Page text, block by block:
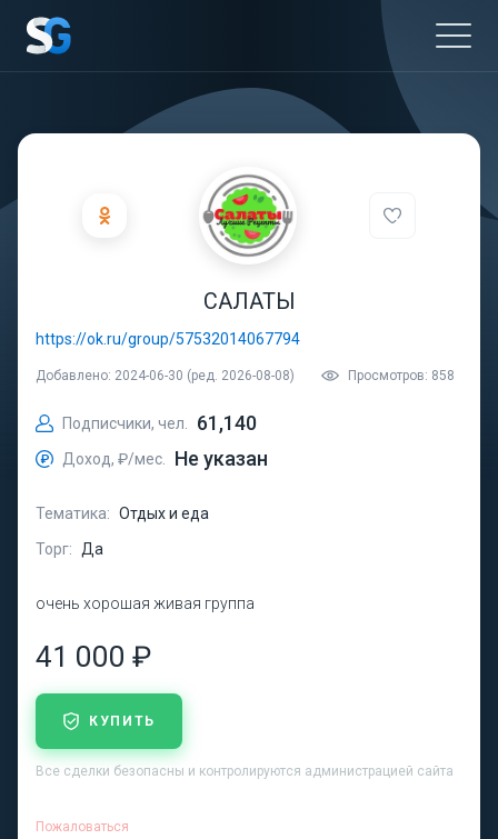
САЛАТЫ
https://ok.ru/group/57532014067794
Добавлено: 2024-06-30 (ред. 2026-08-08) Просмотров: 858
Подписчики, чел. 61,140
Доход, ₽/мес. Не указан
Тематика: Отдых и еда
Торг:
Да
очень хорошая живая группа
41 000 ₽
КУПИТЬ
Все сделки безопасны и контролируются администрацией сайта
Пожаловаться